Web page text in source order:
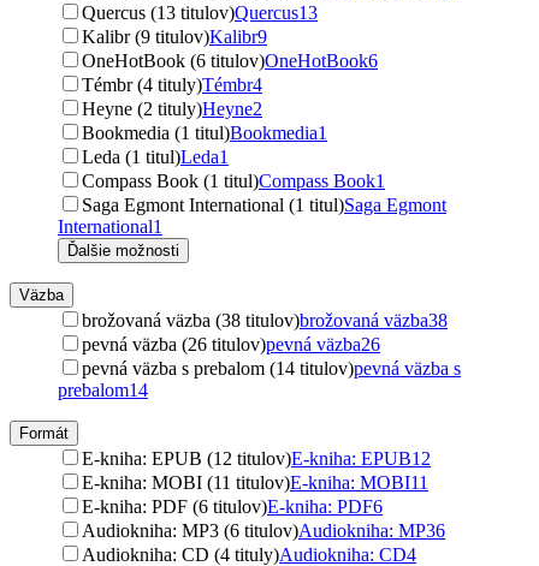
Quercus (13 titulov)Quercus13
Kalibr (9 titulov)Kalibr9
OneHotBook (6 titulov)OneHotBook6
Témbr (4 tituly)Témbr4
Heyne (2 tituly)Heyne2
Bookmedia (1 titul)Bookmedia1
Leda (1 titul)Leda1
Compass Book (1 titul)Compass Book1
Saga Egmont International (1 titul)Saga Egmont
International1
Ďalšie možnosti
Väzba
brožovaná väzba (38 titulov)brožovaná väzba38
pevná väzba (26 titulov)pevná väzba26
pevná väzba s prebalom (14 titulov)pevná väzba s
prebalom14
Formát
E-kniha: EPUB (12 titulov)E-kniha: EPUB12
E-kniha: MOBI (11 titulov)E-kniha: MOBI11
E-kniha: PDF (6 titulov)E-kniha: PDF6
Audiokniha: MP3 (6 titulov)Audiokniha: MP36
Audiokniha: CD (4 tituly)Audiokniha: CD4